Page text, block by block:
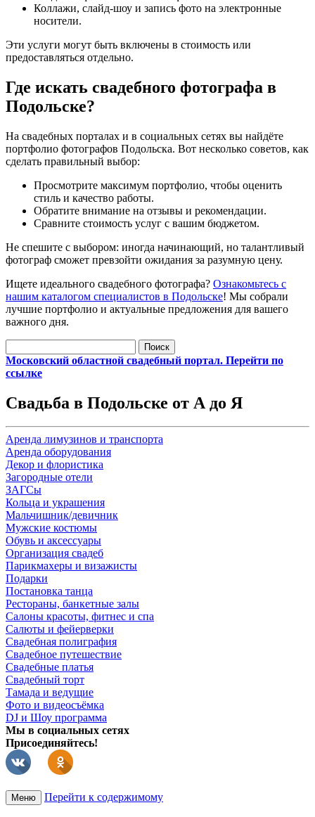
Коллажи, слайд-шоу и запись фото на электронные
носители.
Эти услуги могут быть включены в стоимость или
предоставляться отдельно.
Где искать свадебного фотографа в
Подольске?
На свадебных порталах и в социальных сетях вы найдёте
портфолио фотографов Подольска. Вот несколько советов, как
сделать правильный выбор:
Просмотрите максимум портфолио, чтобы оценить
стиль и качество работы.
Обратите внимание на отзывы и рекомендации.
Сравните стоимость услуг с вашим бюджетом.
Не спешите с выбором: иногда начинающий, но талантливый
фотограф сможет превзойти ожидания за разумную цену.
Ищете идеального свадебного фотографа? Ознакомьтесь с
нашим каталогом специалистов в Подольске! Мы собрали
лучшие портфолио и актуальные предложения для вашего
важного дня.
Московский областной свадебный портал. Перейти по
ссылке
Свадьба в Подольске от А до Я
Аренда лимузинов и транспорта
Аренда оборудования
Декор и флористика
Загородные отели
ЗАГСы
Кольца и украшения
Мальчишник/девичник
Мужские костюмы
Обувь и аксессуары
Организация свадеб
Парикмахеры и визажисты
Подарки
Постановка танца
Рестораны, банкетные залы
Салоны красоты, фитнес и спа
Салюты и фейерверки
Свадебная полиграфия
Свадебное путешествие
Свадебные платья
Свадебный торт
Тамада и ведущие
Фото и видеосъёмка
DJ и Шоу программа
Мы в социальных сетях
Присоединяйтесь!
Меню Перейти к содержимому